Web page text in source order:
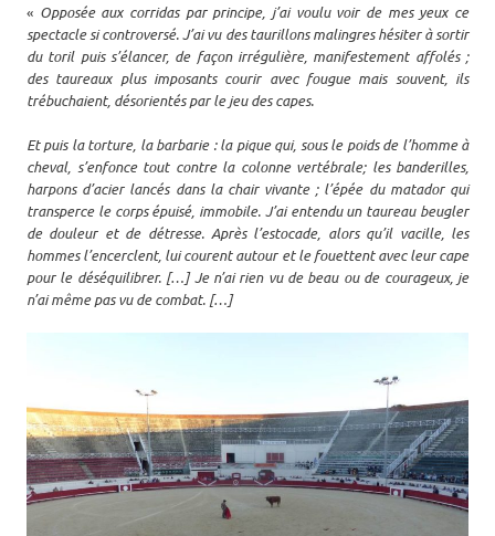
« Opposée aux corridas par principe, j’ai voulu voir de mes yeux ce
spectacle si controversé. J’ai vu des taurillons malingres hésiter à sortir
du toril puis s’élancer, de façon irrégulière, manifestement affolés ;
des taureaux plus imposants courir avec fougue mais souvent, ils
trébuchaient, désorientés par le jeu des capes.
Et puis la torture, la barbarie : la pique qui, sous le poids de l’homme à
cheval, s’enfonce tout contre la colonne vertébrale; les banderilles,
harpons d’acier lancés dans la chair vivante ; l’épée du matador qui
transperce le corps épuisé, immobile. J’ai entendu un taureau beugler
de douleur et de détresse. Après l’estocade, alors qu’il vacille, les
hommes l’encerclent, lui courent autour et le fouettent avec leur cape
pour le déséquilibrer. […] Je n’ai rien vu de beau ou de courageux, je
n’ai même pas vu de combat. […]